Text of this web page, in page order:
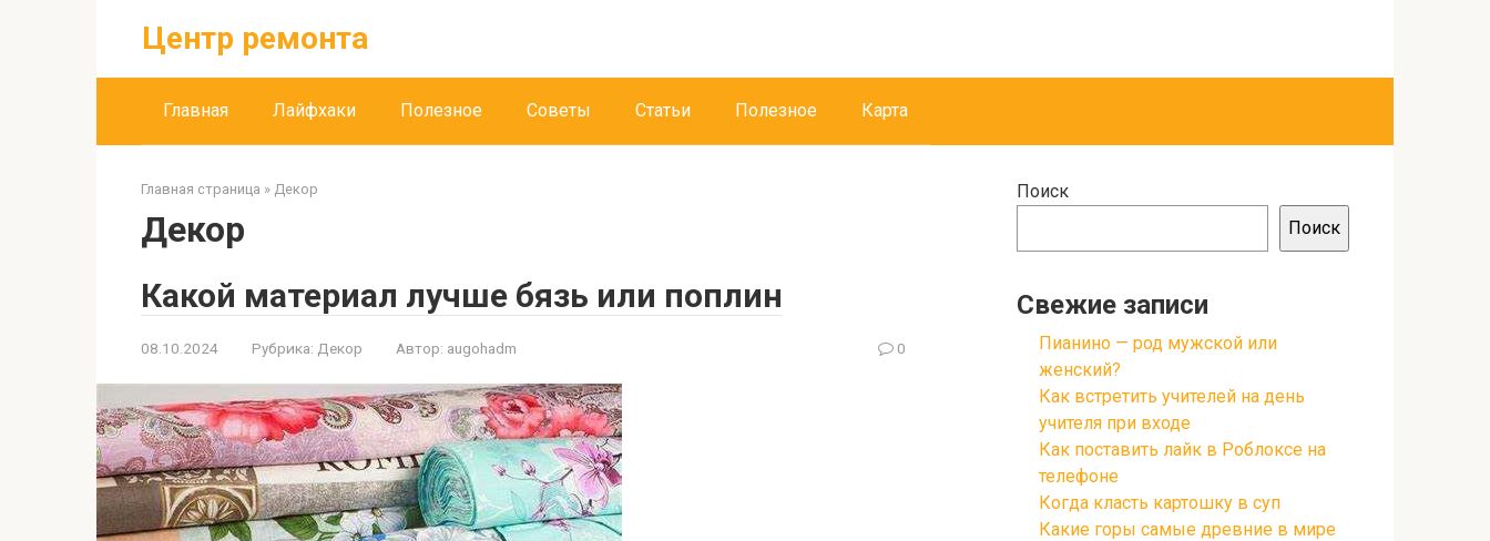
Центр ремонта
Главная Лайфхаки Полезное Советы Статьи Полезное Карта
Главная страница » Декор
Декор
Какой материал лучше бязь или поплин
08.10.2024 Рубрика: Декор Автор: augohadm 0
Поиск
Поиск
Свежие записи
Пианино — род мужской или
женский?
Как встретить учителей на день
учителя при входе
Как поставить лайк в Роблоксе на
телефоне
Когда класть картошку в суп
Какие горы самые древние в мире